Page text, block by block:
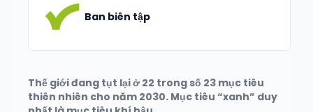
Ban biên tập
Thế giới đang tụt lại ở 22 trong số 23 mục tiêu
thiên nhiên cho năm 2030. Mục tiêu “xanh” duy